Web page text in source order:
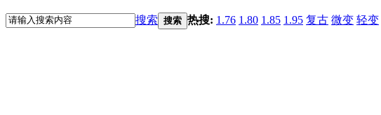
搜索 搜索 热搜: 1.76 1.80 1.85 1.95 复古 微变 轻变